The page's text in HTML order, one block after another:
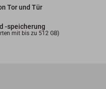
Tor und Tür
-speicherung
mit bis zu 512 GB)